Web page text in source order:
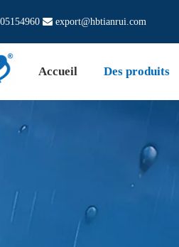
 export@hbtianrui.com
Accueil Des produits